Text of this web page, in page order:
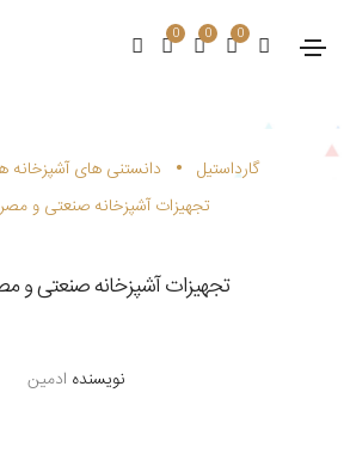
0 0 0
گارداستیل • دانستنی های
تجهیزات آشپزخانه صنعتی و
تجهیزات آشپزخانه صنعتی و
نویسنده ادمین